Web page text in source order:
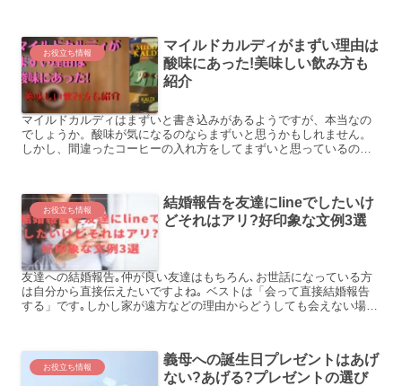
お役立ち情報
マイルドカルディがまずい理由は
酸味にあった!美味しい飲み方も
紹介
マイルドカルディはまずいと書き込みがあるようですが、本当なの
でしょうか。酸味が気になるのならまずいと思うかもしれません。
しかし、間違ったコーヒーの入れ方をしてまずいと思っているのな
お役立ち情報
結婚報告を友達にlineでしたいけ
どそれはアリ?好印象な文例3選
友達への結婚報告｡仲が良い友達はもちろん､お世話になっている方
は自分から直接伝えたいですよね｡ ベストは「会って直接結婚報告
する」です｡しかし家が遠方などの理由からどうしても会えない場合
お役立ち情報
義母への誕生日プレゼントはあげ
ない?あげる?プレゼントの選び